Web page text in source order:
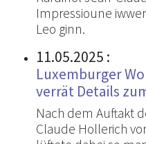
Impressioune
Leo ginn.
11.05.2025 :
Luxemburger
verrät Details
Nach dem Auftakt
Claude Hollerich